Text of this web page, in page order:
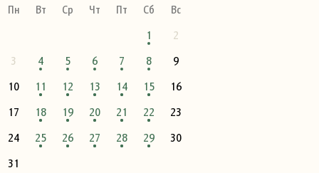
Пн
Вт Ср Чт Пт Сб
Вс
1
2
3
4 5 6 7 8
9
10
11 12 13 14 15
16
17
18 19 20 21 22
23
24
25 26 27 28 29
30
31